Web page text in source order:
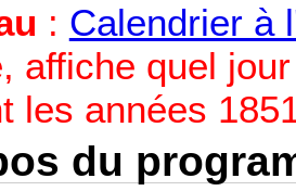
: Calendrier à
affiche quel
les années
du